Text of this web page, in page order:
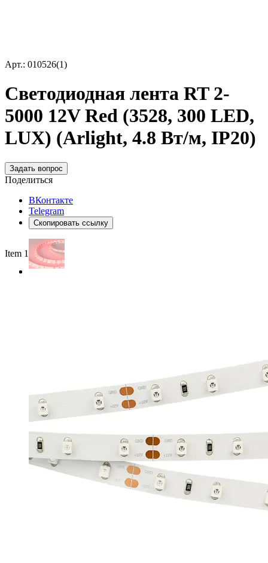
Арт.: 010526(1)
Светодиодная лента RT 2-
5000 12V Red (3528, 300 LED,
LUX) (Arlight, 4.8 Вт/м, IP20)
Задать вопрос
Поделиться
ВКонтакте
Telegram
Скопировать ссылку
Item 1 of 2